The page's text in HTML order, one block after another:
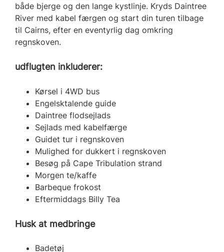
både bjerge og den lange kystlinje. Kryds Daintree
River med kabel færgen og start din turen tilbage
til Cairns, efter en eventyrlig dag omkring
regnskoven.
udflugten inkluderer:
Kørsel i 4WD bus
Engelsktalende guide
Daintree flodsejlads
Sejlads med kabelfærge
Guidet tur i regnskoven
Mulighed for dukkert i regnskoven
Besøg på Cape Tribulation strand
Morgen te/kaffe
Barbeque frokost
Eftermiddags Billy Tea
Husk at medbringe
Badetøj